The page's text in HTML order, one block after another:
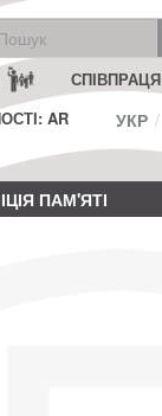
СПІВПРАЦЯ
AR
УКР
ПАМ'ЯТІ